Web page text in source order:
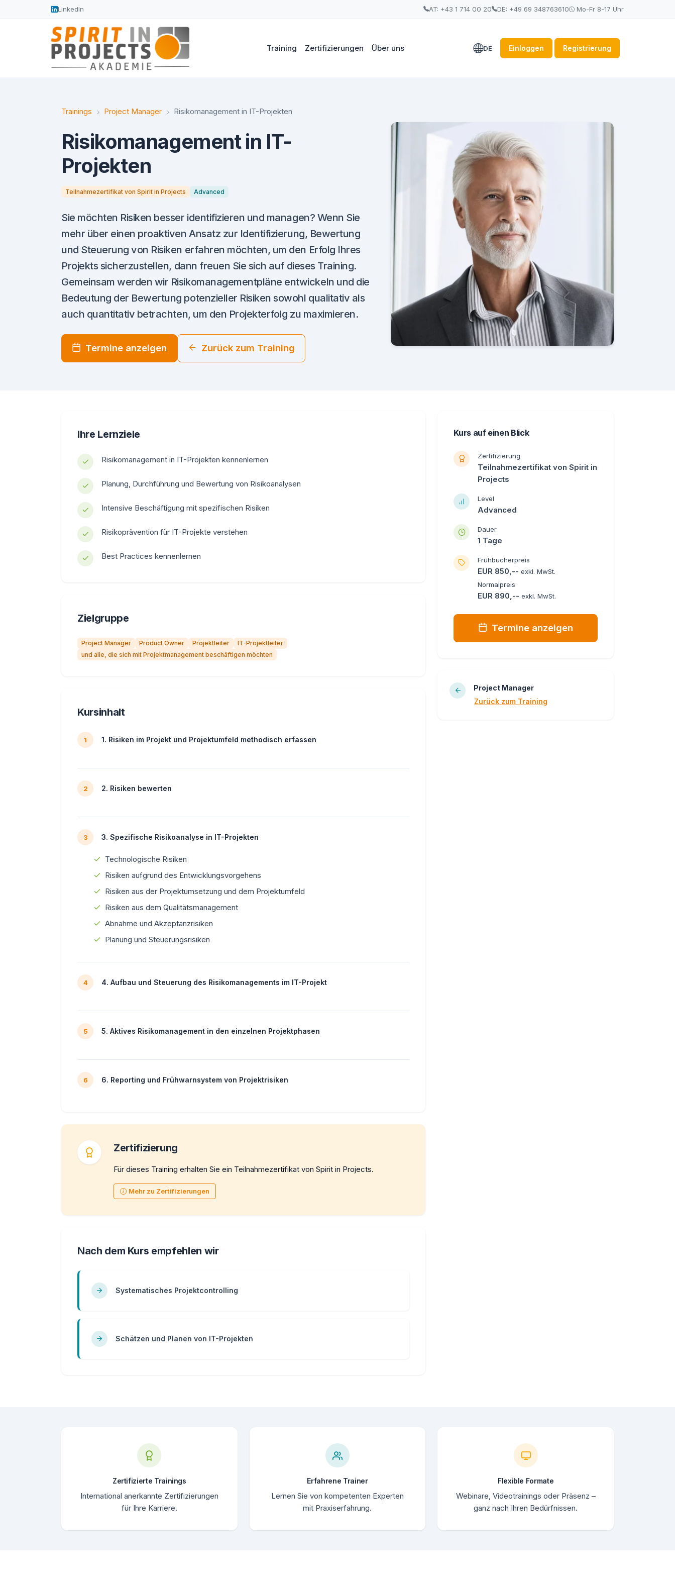
LinkedIn AT: +43 1 714 00 20 DE: +49 69 348763610 Mo-Fr 8-17 Uhr
DE Einloggen Registrierung
Training Zertifizierungen Über uns
Trainings Project Manager Risikomanagement in IT-Projekten
Risikomanagement in IT-
Projekten
Teilnahmezertifikat von Spirit in Projects Advanced
Sie möchten Risiken besser identifizieren und managen? Wenn Sie
mehr über einen proaktiven Ansatz zur Identifizierung, Bewertung
und Steuerung von Risiken erfahren möchten, um den Erfolg Ihres
Projekts sicherzustellen, dann freuen Sie sich auf dieses Training.
Gemeinsam werden wir Risikomanagementpläne entwickeln und die
Bedeutung der Bewertung potenzieller Risiken sowohl qualitativ als
auch quantitativ betrachten, um den Projekterfolg zu maximieren.
Termine anzeigen Zurück zum Training
Ihre Lernziele
Risikomanagement in IT-Projekten kennenlernen
Planung, Durchführung und Bewertung von Risikoanalysen
Intensive Beschäftigung mit spezifischen Risiken
Risikoprävention für IT-Projekte verstehen
Best Practices kennenlernen
Zielgruppe
Project Manager Product Owner Projektleiter
IT-Projektleiter
und alle, die sich mit Projektmanagement beschäftigen möchten
Kursinhalt
1 1. Risiken im Projekt und Projektumfeld methodisch erfassen
2 2. Risiken bewerten
3 3. Spezifische Risikoanalyse in IT-Projekten
Technologische Risiken
Risiken aufgrund des Entwicklungsvorgehens
Risiken aus der Projektumsetzung und dem Projektumfeld
Risiken aus dem Qualitätsmanagement
Abnahme und Akzeptanzrisiken
Planung und Steuerungsrisiken
4 4. Aufbau und Steuerung des Risikomanagements im IT-Projekt
5 5. Aktives Risikomanagement in den einzelnen Projektphasen
6 6. Reporting und Frühwarnsystem von Projektrisiken
Zertifizierung
Für dieses Training erhalten Sie ein Teilnahmezertifikat von Spirit in Projects.
Mehr zu Zertifizierungen
Nach dem Kurs empfehlen wir
Systematisches Projektcontrolling
Schätzen und Planen von IT-Projekten
Kurs auf einen Blick
Zertifizierung
Teilnahmezertifikat von Spirit in
Projects
Level
Advanced
Dauer
1 Tage
Frühbucherpreis
EUR 850,--exkl. MwSt.
Normalpreis
EUR 890,--exkl. MwSt.
Termine anzeigen
Project Manager
Zurück zum Training
Zertifizierte Trainings
International anerkannte Zertifizierungen
für Ihre Karriere.
Erfahrene Trainer
Lernen Sie von kompetenten Experten
mit Praxiserfahrung.
Flexible Formate
Webinare, Videotrainings oder Präsenz –
ganz nach Ihren Bedürfnissen.